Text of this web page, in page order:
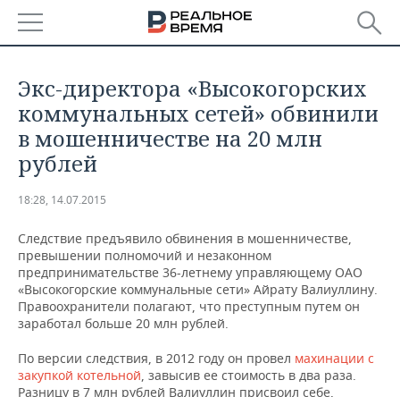
БАШКОРТОСТАН
ТАТАРСТАН
НОВОСТИ
АНАЛИТИКА
КОРОЛИ ГОСЗАКАЗА ПФО
ВУЗЫ ТАТАРСТАНА
КОМУ ПРИНАДЛЕЖАТ
ТОРГОВЫЕ ЦЕНТРЫ
ТАТАРСТАНА
ФИНАНСЫ
БАНКИ
БЮДЖЕТ
ИНВЕСТИЦИИ
НОВОСТИ
ПРОМЫШЛЕННОСТИ
АГРОПРОМ
МАШИНОСТРОЕНИЕ
НЕДВИЖИМОСТЬ
НОВОСТИ НЕДВИЖИМОСТИ
АВТО
НОВОСТИ АВТО
БИЗНЕС
НОВОСТИ БИЗНЕСА
ТЕХНОЛОГИИ
Экс-директора «Высокогорских
коммунальных сетей» обвинили
в мошенничестве на 20 млн
рублей
18:28, 14.07.2015
Следствие предъявило обвинения в мошенничестве,
превышении полномочий и незаконном
предпринимательстве 36-летнему управляющему ОАО
«Высокогорские коммунальные сети» Айрату Валиуллину.
Правоохранители полагают, что преступным путем он
заработал больше 20 млн рублей.
По версии следствия, в 2012 году он провел махинации с
закупкой котельной, завысив ее стоимость в два раза.
Разницу в 7 млн рублей Валиуллин присвоил себе,